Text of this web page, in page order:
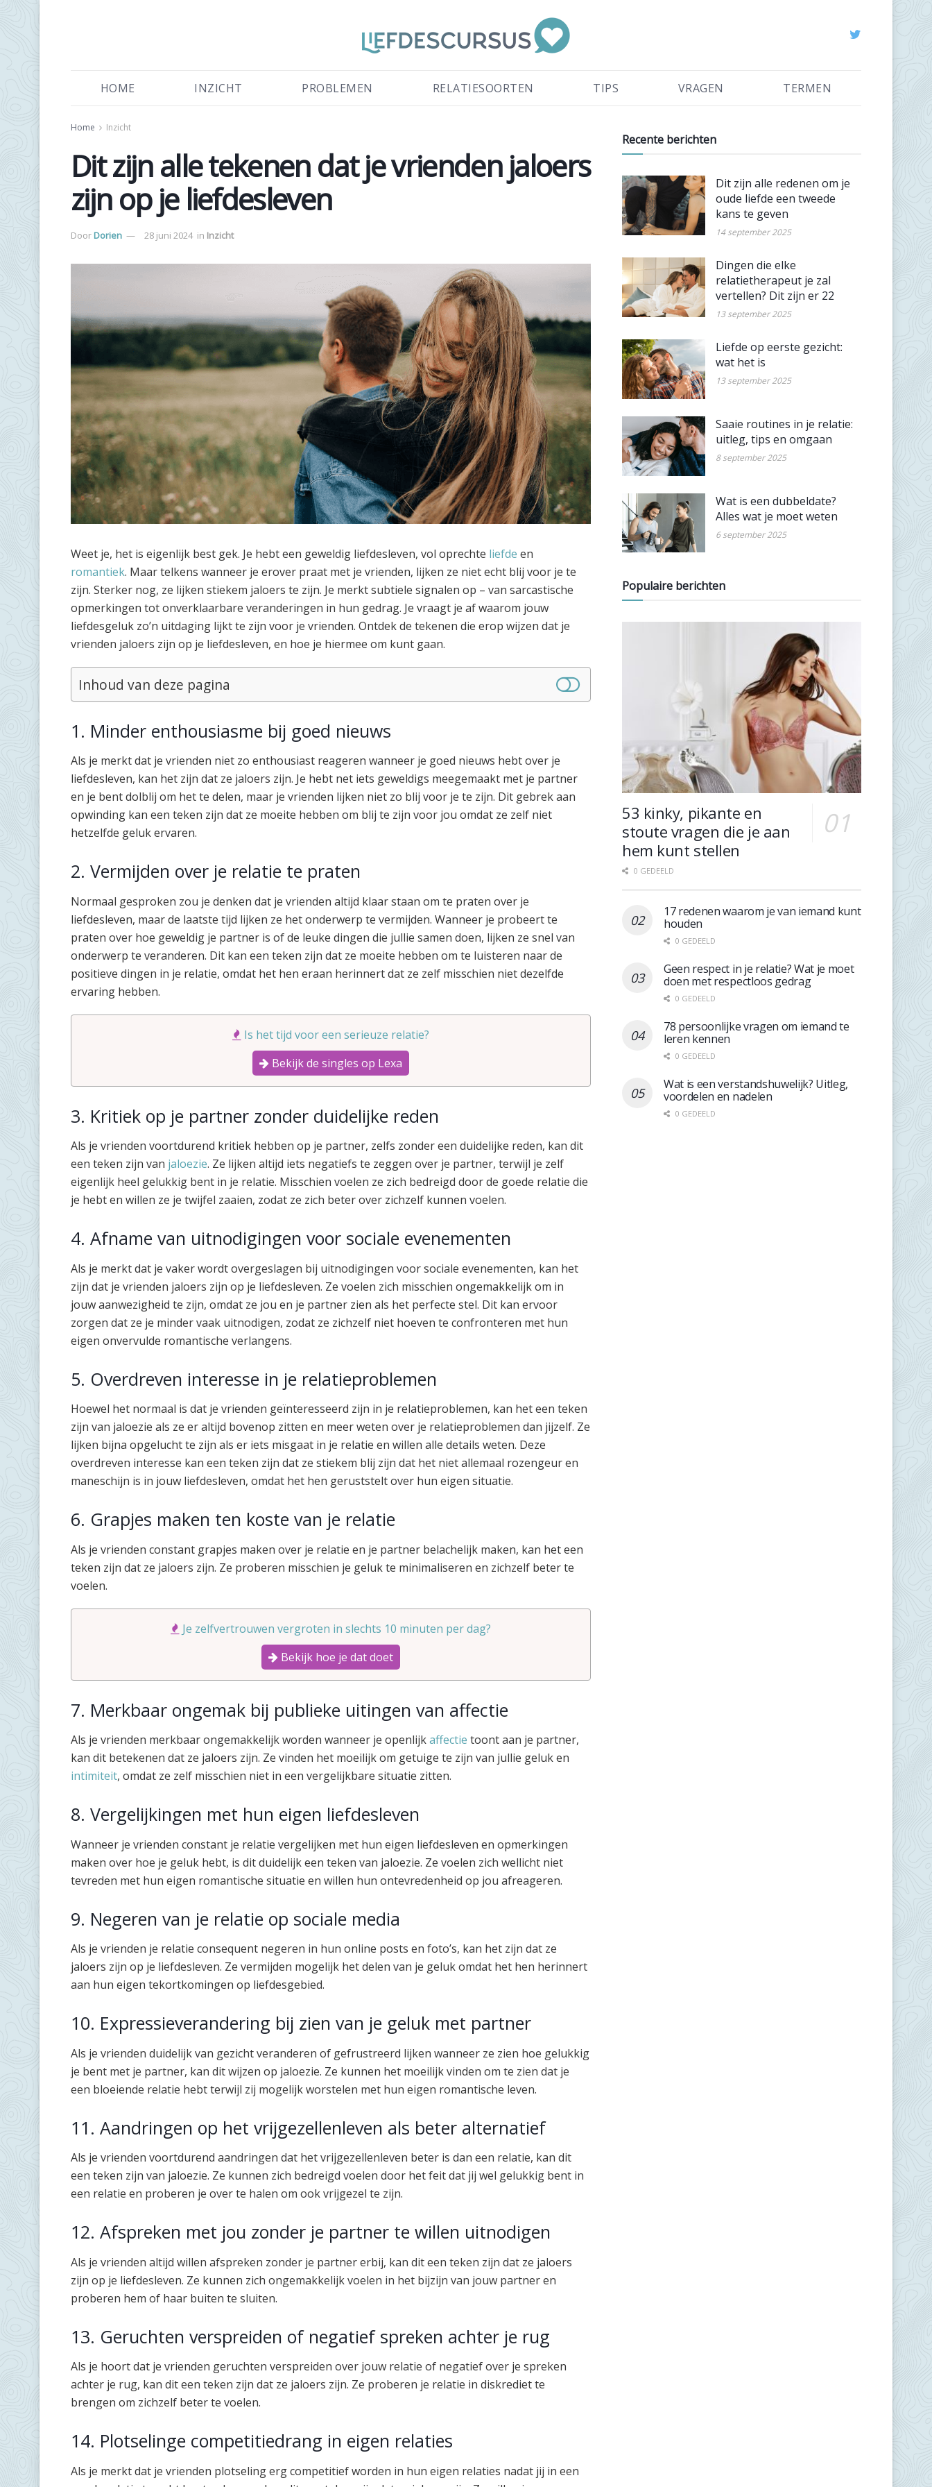
HOME INZICHT PROBLEMEN RELATIESOORTEN TIPS VRAGEN TERMEN
Home Inzicht
Dit zijn alle tekenen dat je vrienden jaloers
zijn op je liefdesleven
DoorDorien 28 juni 2024 in Inzicht
Weet je, het is eigenlijk best gek. Je hebt een geweldig liefdesleven, vol oprechte liefde en
romantiek. Maar telkens wanneer je erover praat met je vrienden, lijken ze niet echt blij voor je te
zijn. Sterker nog, ze lijken stiekem jaloers te zijn. Je merkt subtiele signalen op – van sarcastische
opmerkingen tot onverklaarbare veranderingen in hun gedrag. Je vraagt je af waarom jouw
liefdesgeluk zo’n uitdaging lijkt te zijn voor je vrienden. Ontdek de tekenen die erop wijzen dat je
vrienden jaloers zijn op je liefdesleven, en hoe je hiermee om kunt gaan.
Inhoud van deze pagina
1. Minder enthousiasme bij goed nieuws
Als je merkt dat je vrienden niet zo enthousiast reageren wanneer je goed nieuws hebt over je
liefdesleven, kan het zijn dat ze jaloers zijn. Je hebt net iets geweldigs meegemaakt met je partner
en je bent dolblij om het te delen, maar je vrienden lijken niet zo blij voor je te zijn. Dit gebrek aan
opwinding kan een teken zijn dat ze moeite hebben om blij te zijn voor jou omdat ze zelf niet
hetzelfde geluk ervaren.
2. Vermijden over je relatie te praten
Normaal gesproken zou je denken dat je vrienden altijd klaar staan om te praten over je
liefdesleven, maar de laatste tijd lijken ze het onderwerp te vermijden. Wanneer je probeert te
praten over hoe geweldig je partner is of de leuke dingen die jullie samen doen, lijken ze snel van
onderwerp te veranderen. Dit kan een teken zijn dat ze moeite hebben om te luisteren naar de
positieve dingen in je relatie, omdat het hen eraan herinnert dat ze zelf misschien niet dezelfde
ervaring hebben.
Is het tijd voor een serieuze relatie?
Bekijk de singles op Lexa
3. Kritiek op je partner zonder duidelijke reden
Als je vrienden voortdurend kritiek hebben op je partner, zelfs zonder een duidelijke reden, kan dit
een teken zijn van jaloezie. Ze lijken altijd iets negatiefs te zeggen over je partner, terwijl je zelf
eigenlijk heel gelukkig bent in je relatie. Misschien voelen ze zich bedreigd door de goede relatie die
je hebt en willen ze je twijfel zaaien, zodat ze zich beter over zichzelf kunnen voelen.
4. Afname van uitnodigingen voor sociale evenementen
Als je merkt dat je vaker wordt overgeslagen bij uitnodigingen voor sociale evenementen, kan het
zijn dat je vrienden jaloers zijn op je liefdesleven. Ze voelen zich misschien ongemakkelijk om in
jouw aanwezigheid te zijn, omdat ze jou en je partner zien als het perfecte stel. Dit kan ervoor
zorgen dat ze je minder vaak uitnodigen, zodat ze zichzelf niet hoeven te confronteren met hun
eigen onvervulde romantische verlangens.
5. Overdreven interesse in je relatieproblemen
Hoewel het normaal is dat je vrienden geïnteresseerd zijn in je relatieproblemen, kan het een teken
zijn van jaloezie als ze er altijd bovenop zitten en meer weten over je relatieproblemen dan jijzelf. Ze
lijken bijna opgelucht te zijn als er iets misgaat in je relatie en willen alle details weten. Deze
overdreven interesse kan een teken zijn dat ze stiekem blij zijn dat het niet allemaal rozengeur en
maneschijn is in jouw liefdesleven, omdat het hen geruststelt over hun eigen situatie.
6. Grapjes maken ten koste van je relatie
Als je vrienden constant grapjes maken over je relatie en je partner belachelijk maken, kan het een
teken zijn dat ze jaloers zijn. Ze proberen misschien je geluk te minimaliseren en zichzelf beter te
voelen.
Je zelfvertrouwen vergroten in slechts 10 minuten per dag?
Bekijk hoe je dat doet
7. Merkbaar ongemak bij publieke uitingen van affectie
Als je vrienden merkbaar ongemakkelijk worden wanneer je openlijkaffectie toont aan je partner,
kan dit betekenen dat ze jaloers zijn. Ze vinden het moeilijk om getuige te zijn van jullie geluk en
intimiteit, omdat ze zelf misschien niet in een vergelijkbare situatie zitten.
8. Vergelijkingen met hun eigen liefdesleven
Wanneer je vrienden constant je relatie vergelijken met hun eigen liefdesleven en opmerkingen
maken over hoe je geluk hebt, is dit duidelijk een teken van jaloezie. Ze voelen zich wellicht niet
tevreden met hun eigen romantische situatie en willen hun ontevredenheid op jou afreageren.
9. Negeren van je relatie op sociale media
Als je vrienden je relatie consequent negeren in hun online posts en foto’s, kan het zijn dat ze
jaloers zijn op je liefdesleven. Ze vermijden mogelijk het delen van je geluk omdat het hen herinnert
aan hun eigen tekortkomingen op liefdesgebied.
10. Expressieverandering bij zien van je geluk met partner
Als je vrienden duidelijk van gezicht veranderen of gefrustreerd lijken wanneer ze zien hoe gelukkig
je bent met je partner, kan dit wijzen op jaloezie. Ze kunnen het moeilijk vinden om te zien dat je
een bloeiende relatie hebt terwijl zij mogelijk worstelen met hun eigen romantische leven.
11. Aandringen op het vrijgezellenleven als beter alternatief
Als je vrienden voortdurend aandringen dat het vrijgezellenleven beter is dan een relatie, kan dit
een teken zijn van jaloezie. Ze kunnen zich bedreigd voelen door het feit dat jij wel gelukkig bent in
een relatie en proberen je over te halen om ook vrijgezel te zijn.
12. Afspreken met jou zonder je partner te willen uitnodigen
Als je vrienden altijd willen afspreken zonder je partner erbij, kan dit een teken zijn dat ze jaloers
zijn op je liefdesleven. Ze kunnen zich ongemakkelijk voelen in het bijzijn van jouw partner en
proberen hem of haar buiten te sluiten.
13. Geruchten verspreiden of negatief spreken achter je rug
Als je hoort dat je vrienden geruchten verspreiden over jouw relatie of negatief over je spreken
achter je rug, kan dit een teken zijn dat ze jaloers zijn. Ze proberen je relatie in diskrediet te
brengen om zichzelf beter te voelen.
14. Plotselinge competitiedrang in eigen relaties
Als je merkt dat je vrienden plotseling erg competitief worden in hun eigen relaties nadat jij in een
Recente berichten
Dit zijn alle redenen om je
oude liefde een tweede
kans te geven
14 september 2025
Dingen die elke
relatietherapeut je zal
vertellen? Dit zijn er 22
13 september 2025
Liefde op eerste gezicht:
wat het is
13 september 2025
Saaie routines in je relatie:
uitleg, tips en omgaan
8 september 2025
Wat is een dubbeldate?
Alles wat je moet weten
6 september 2025
Populaire berichten
53 kinky, pikante en
stoute vragen die je aan
hem kunt stellen
0 GEDEELD
17 redenen waarom je van iemand kunt
houden
0 GEDEELD
Geen respect in je relatie? Wat je moet
doen met respectloos gedrag
0 GEDEELD
78 persoonlijke vragen om iemand te
leren kennen
0 GEDEELD
Wat is een verstandshuwelijk? Uitleg,
voordelen en nadelen
0 GEDEELD